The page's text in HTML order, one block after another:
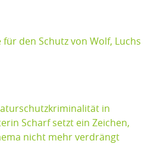
den Schutz von Wolf, Luchs
in
Scharf setzt ein Zeichen,
nicht mehr verdrängt